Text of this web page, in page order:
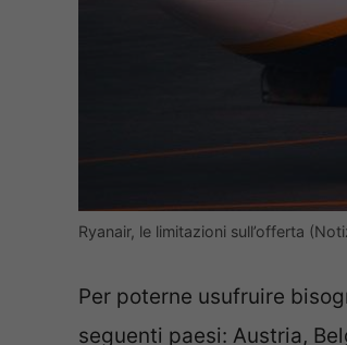
Ryanair, le limitazioni sull’offerta
Per poterne usufruire
seguenti paesi: Austria,